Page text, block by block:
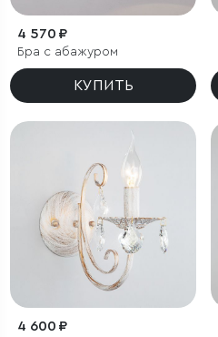
4 570 ₽
Бра с абажуром
КУПИТЬ
4 600 ₽